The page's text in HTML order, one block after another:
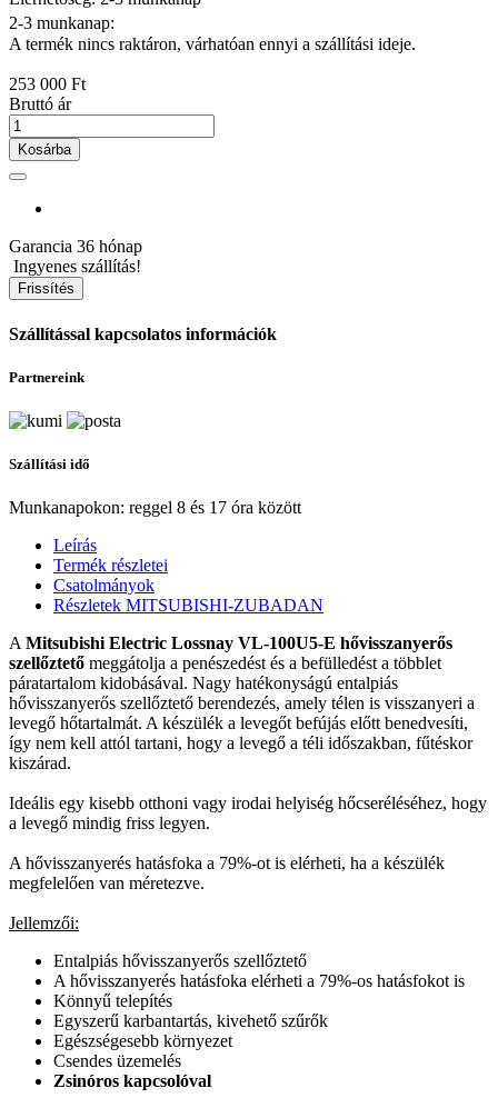
2-3 munkanap:
A termék nincs raktáron, várhatóan ennyi a szállítási ideje.
253 000 Ft
Bruttó ár
Kosárba
Garancia 36 hónap
Ingyenes szállítás!
Szállítással kapcsolatos információk
Partnereink
Szállítási idő
Munkanapokon: reggel 8 és 17 óra között
Leírás
Termék részletei
Csatolmányok
Részletek MITSUBISHI-ZUBADAN
A Mitsubishi Electric Lossnay VL-100U5-E hővisszanyerős
szellőztető meggátolja a penészedést és a befülledést a többlet
páratartalom kidobásával. Nagy hatékonyságú entalpiás
hővisszanyerős szellőztető berendezés, amely télen is visszanyeri a
levegő hőtartalmát. A készülék a levegőt befújás előtt benedvesíti,
így nem kell attól tartani, hogy a levegő a téli időszakban, fűtéskor
kiszárad.
Ideális egy kisebb otthoni vagy irodai helyiség hőcseréléséhez, hogy
a levegő mindig friss legyen.
A hővisszanyerés hatásfoka a 79%-ot is elérheti, ha a készülék
megfelelően van méretezve.
Jellemzői:
Entalpiás hővisszanyerős szellőztető
A hővisszanyerés hatásfoka elérheti a 79%-os hatásfokot is
Könnyű telepítés
Egyszerű karbantartás, kivehető szűrők
Egészségesebb környezet
Csendes üzemelés
Zsinóros kapcsolóval